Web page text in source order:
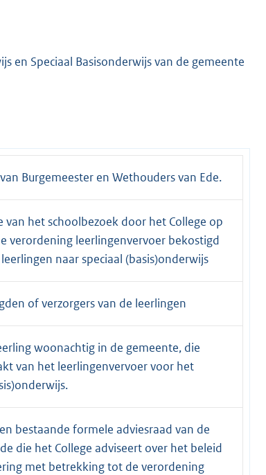
en Speciaal Basisonderwijs van de gemeente
Burgemeester en Wethouders van Ede.
van het schoolbezoek door het College op
verordening leerlingenvervoer bekostigd
naar speciaal (basis)onderwijs
of verzorgers van de leerlingen
woonachtig in de gemeente, die
van het leerlingenvervoer voor het
bestaande formele adviesraad van de
die het College adviseert over het beleid
met betrekking tot de verordening